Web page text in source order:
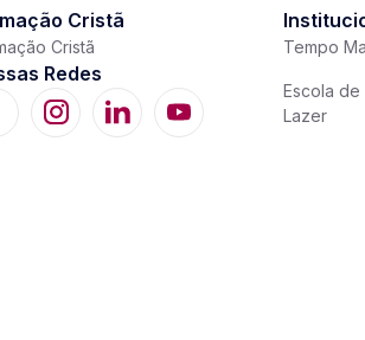
Cristã
Cristã
Redes
Tempo
Escola de
Lazer